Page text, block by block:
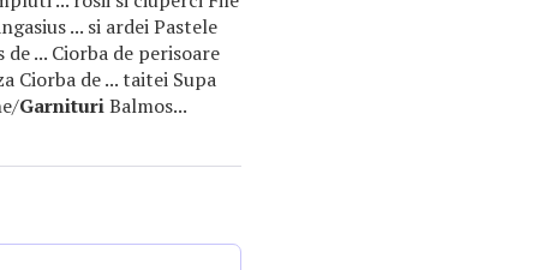
... si ardei Pastele
... Ciorba de perisoare
Ciorba de ... taitei Supa
GarnituriBalmos...